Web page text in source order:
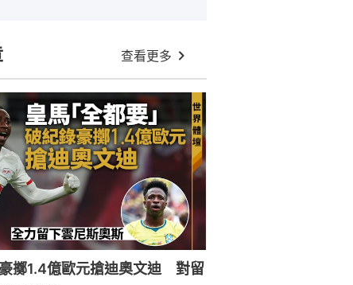
查看更多
擲1.4億歐元搶迪奧文迪 對留